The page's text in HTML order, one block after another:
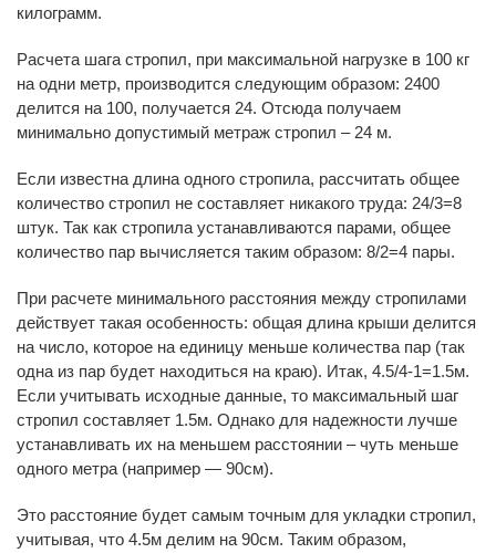
килограмм.
Расчета шага стропил, при максимальной нагрузке в 100 кг
на одни метр, производится следующим образом: 2400
делится на 100, получается 24. Отсюда получаем
минимально допустимый метраж стропил – 24 м.
Если известна длина одного стропила, рассчитать общее
количество стропил не составляет никакого труда: 24/3=8
штук. Так как стропила устанавливаются парами, общее
количество пар вычисляется таким образом: 8/2=4 пары.
При расчете минимального расстояния между стропилами
действует такая особенность: общая длина крыши делится
на число, которое на единицу меньше количества пар (так
одна из пар будет находиться на краю). Итак, 4.5/4-1=1.5м.
Если учитывать исходные данные, то максимальный шаг
стропил составляет 1.5м. Однако для надежности лучше
устанавливать их на меньшем расстоянии – чуть меньше
одного метра (например — 90см).
Это расстояние будет самым точным для укладки стропил,
учитывая, что 4.5м делим на 90см. Таким образом,